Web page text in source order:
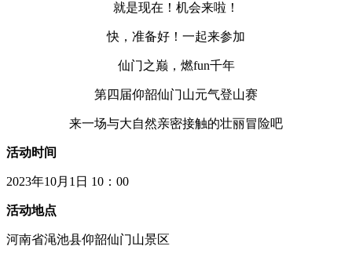
就是现在！机会来啦！
快，准备好！一起来参加
仙门之巅，燃fun千年
第四届仰韶仙门山元气登山赛
来一场与大自然亲密接触的壮丽冒险吧
活动时间
2023年10月1日 10：00
活动地点
河南省渑池县仰韶仙门山景区